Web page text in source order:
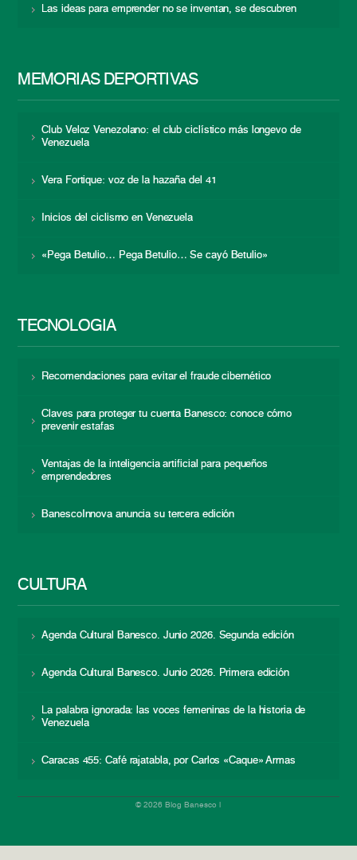
Las ideas para emprender no se inventan, se descubren
MEMORIAS DEPORTIVAS
Club Veloz Venezolano: el club ciclístico más longevo de
Venezuela
Vera Fortique: voz de la hazaña del 41
Inicios del ciclismo en Venezuela
«Pega Betulio… Pega Betulio… Se cayó Betulio»
TECNOLOGÍA
Recomendaciones para evitar el fraude cibernético
Claves para proteger tu cuenta Banesco: conoce cómo
prevenir estafas
Ventajas de la inteligencia artificial para pequeños
emprendedores
BanescoInnova anuncia su tercera edición
CULTURA
Agenda Cultural Banesco. Junio 2026. Segunda edición
Agenda Cultural Banesco. Junio 2026. Primera edición
La palabra ignorada: las voces femeninas de la historia de
Venezuela
Caracas 455: Café rajatabla, por Carlos «Caque» Armas
© 2026 Blog Banesco |